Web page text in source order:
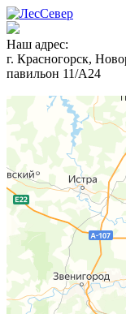
Наш адрес:
г. Красногорск,
павильон 11/А24